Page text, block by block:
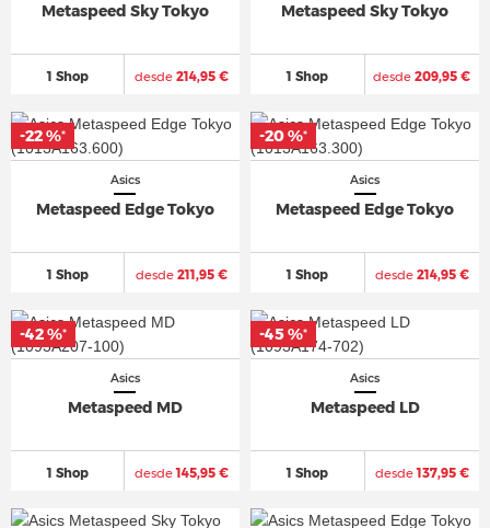
Metaspeed Sky Tokyo
1 Shop desde 214,95 €
Metaspeed Sky Tokyo
1 Shop desde 209,95 €
Asics
Metaspeed Edge Tokyo
1 Shop desde 211,95 €
-22 %*
-22 %*
Asics
Metaspeed Edge Tokyo
1 Shop desde214,95 €
-20 %*
-20 %*
Asics
Metaspeed MD
1 Shop desde145,95 €
-42 %*
-42 %*
Asics
Metaspeed LD
1 Shop desde137,95 €
-45 %*
-45 %*